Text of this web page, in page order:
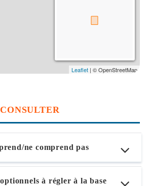
ne comprend pas
à régler à la base